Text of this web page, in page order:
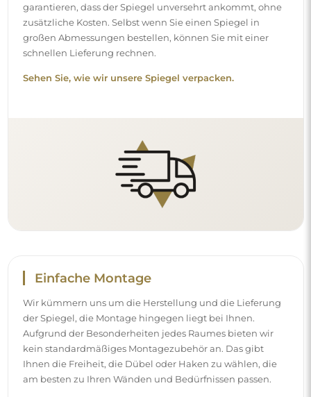
garantieren, dass der Spiegel unversehrt ankommt, ohne
zusätzliche Kosten. Selbst wenn Sie einen Spiegel in
großen Abmessungen bestellen, können Sie mit einer
schnellen Lieferung rechnen.
Sehen Sie, wie wir unsere Spiegel verpacken.
Einfache Montage
Wir kümmern uns um die Herstellung und die Lieferung
der Spiegel, die Montage hingegen liegt bei Ihnen.
Aufgrund der Besonderheiten jedes Raumes bieten wir
kein standardmäßiges Montagezubehör an. Das gibt
Ihnen die Freiheit, die Dübel oder Haken zu wählen, die
am besten zu Ihren Wänden und Bedürfnissen passen.